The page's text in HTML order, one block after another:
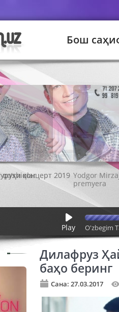
Бош
концерт 2019
Play O'zbegim
Дилафруз
баҳо беринг
Сана: 27.03.2017